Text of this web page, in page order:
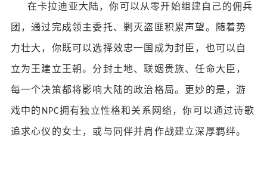
在卡拉迪亚大陆，你可以从零开始组建自己的佣兵
团，通过完成领主委托、剿灭盗匪积累声望。随着势
力壮大，你既可以选择效忠一国成为封臣，也可以自
立为王建立王朝。分封土地、联姻贵族、任命大臣，
每一个决策都将影响大陆的政治格局。更妙的是，游
戏中的 NPC拥有独立性格和关系网络，你可以通过诗歌
追求心仪的女士，或与同伴并肩作战建立深厚羁绊。